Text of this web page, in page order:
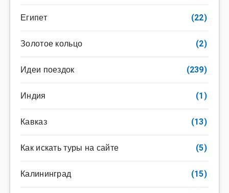
Египет (22)
Золотое кольцо (2)
Идеи поездок (239)
Индия (1)
Кавказ (13)
Как искать туры на сайте (5)
Калининград (15)